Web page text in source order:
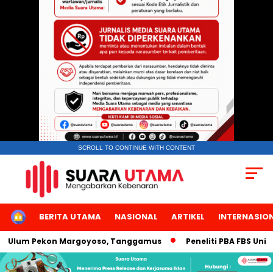
SCROLL TO CONTINUE WITH CONTENT
HOMEBERITA UTAMA NASIONAL ARTIKEL
Pekon Margoyoso, Tanggamus Peneliti PBA FBS